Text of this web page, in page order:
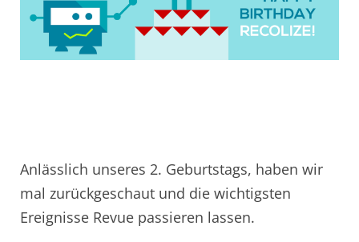
Anlässlich unseres 2. Geburtstags, haben wir
mal zurückgeschaut und die wichtigsten
Ereignisse Revue passieren lassen.